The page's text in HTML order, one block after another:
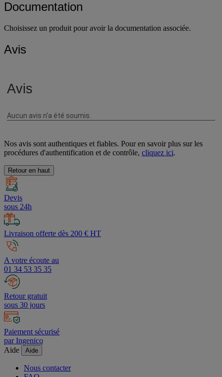
Documentation
Avis
Nos avis sont authentiques et fiables. Pour en savoir plus sur les
Retour en haut
Devis
sous 24h
Livraison offerte dès 200 € HT
A votre écoute au
01 34 53 35 35
Retour gratuit
sous 30 jours
Paiement sécurisé
par Ingenico